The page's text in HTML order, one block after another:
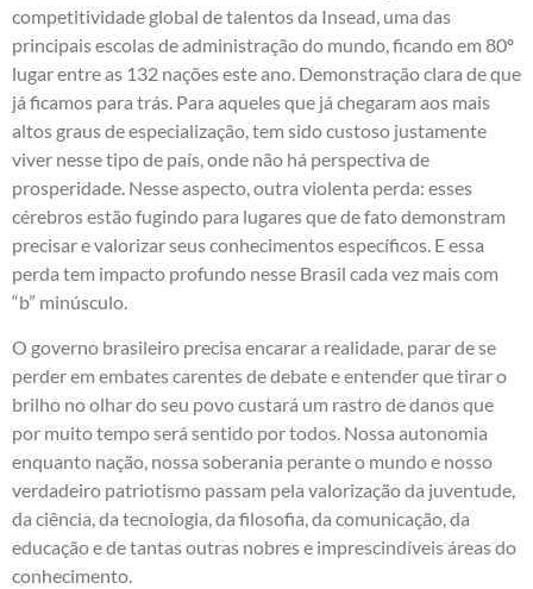
competitividade global de talentos da Insead, uma das
principais escolas de administração do mundo, ficando em 80º
lugar entre as 132 nações este ano. Demonstração clara de que
já ficamos para trás. Para aqueles que já chegaram aos mais
altos graus de especialização, tem sido custoso justamente
viver nesse tipo de país, onde não há perspectiva de
prosperidade. Nesse aspecto, outra violenta perda: esses
cérebros estão fugindo para lugares que de fato demonstram
precisar e valorizar seus conhecimentos específicos. E essa
perda tem impacto profundo nesse Brasil cada vez mais com
“b” minúsculo.
O governo brasileiro precisa encarar a realidade, parar de se
perder em embates carentes de debate e entender que tirar o
brilho no olhar do seu povo custará um rastro de danos que
por muito tempo será sentido por todos. Nossa autonomia
enquanto nação, nossa soberania perante o mundo e nosso
verdadeiro patriotismo passam pela valorização da juventude,
da ciência, da tecnologia, da filosofia, da comunicação, da
educação e de tantas outras nobres e imprescindíveis áreas do
conhecimento.